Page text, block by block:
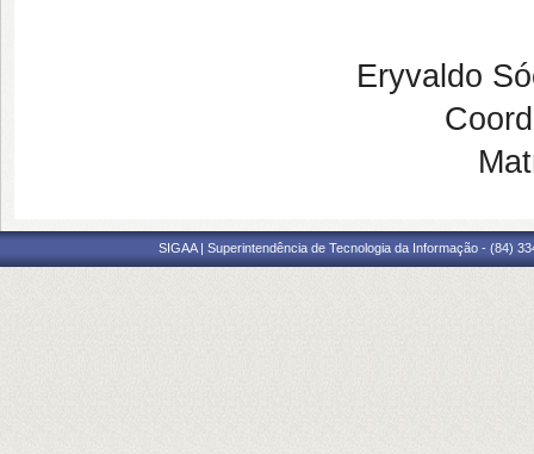
Eryvaldo
SIGAA | Superintendência de Tecnologia da Informação - (84)